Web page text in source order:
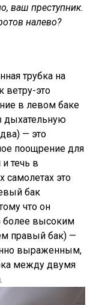
ваш преступник.
налево?
трубка на
ветру-это
в левом баке
дыхательную
— это
поощрение для
течь в
самолетах это
бак
что он
более высоким
правый бак) —
выраженным,
между двумя